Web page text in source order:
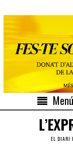
Menú
EL DIARI